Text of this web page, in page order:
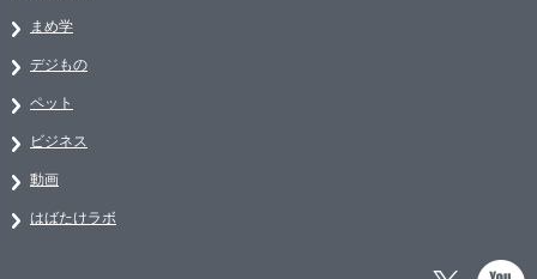
まめ学
デジもの
ペット
ビジネス
動画
はばたけラボ